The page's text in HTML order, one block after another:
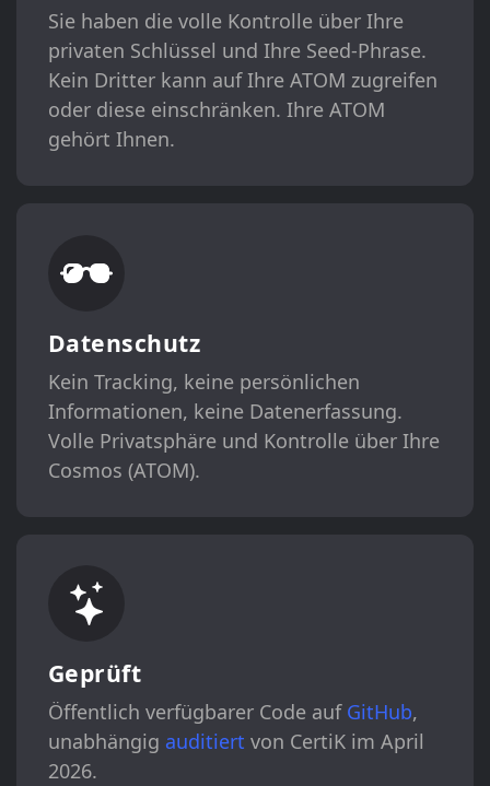
Sie haben die volle Kontrolle über Ihre
privaten Schlüssel und Ihre Seed-Phrase.
Kein Dritter kann auf Ihre ATOM zugreifen
oder diese einschränken. Ihre ATOM
gehört Ihnen.
Datenschutz
Kein Tracking, keine persönlichen
Informationen, keine Datenerfassung.
Volle Privatsphäre und Kontrolle über Ihre
Cosmos (ATOM).
Geprüft
Öffentlich verfügbarer Code auf GitHub,
unabhängig auditiert von CertiK im April
2026.